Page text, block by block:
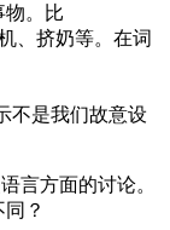
物。比
、挤奶等。在词
不是我们故意设
言方面的讨论。
？